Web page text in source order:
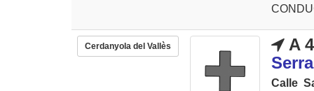
Cerdanyola del Vallès
A
Calle